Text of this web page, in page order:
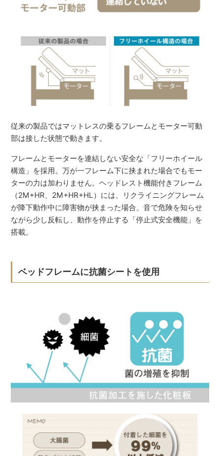
従来の製品ではマットレスの乗るフレームとモーター可動
部は接した状態で動きます。
フレームとモーターを連結しない安全な「フリーホイール
構造」を採用。万が一フレーム下に挟まれた場合でもモー
ターの力は加わりません。ヘッドレスト機能付きフレーム
（2M+HR、2M+HR+HL）には、リクライニングフレーム
が降下動作中に障害物が挟まった場合、音で危険を知らせ
ながら少し反転し、動作を停止する「停止式安全機能」を
搭載。
ベッドフレームに抗菌シートを使用